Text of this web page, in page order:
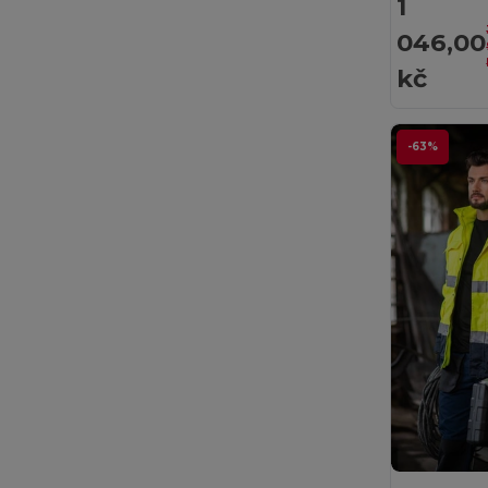
1
046,00
kč
-63%